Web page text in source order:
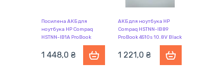
Посилена АКБ для
ноутбука HP Compaq
HSTNN-IB1A ProBook
4320s 10.8V Black
7800mAh OEM
1 448,0 ₴
АКБ для ноутбука HP
Compaq HSTNN-IB89
ProBook 4510s 10.8V Black
1 221,0 ₴